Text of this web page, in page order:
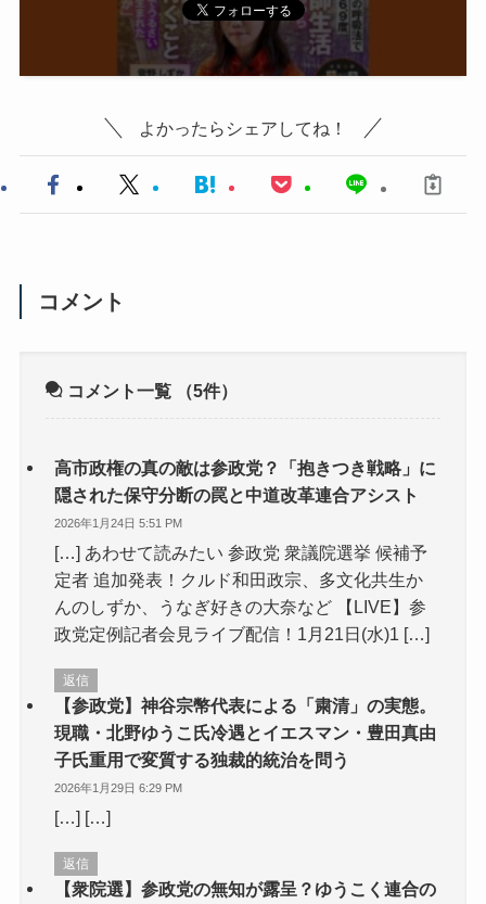
よかったらシェアしてね！
コメント
コメント一覧 （5件）
高市政権の真の敵は参政党？「抱きつき戦略」に
隠された保守分断の罠と中道改革連合アシスト
2026年1月24日 5:51 PM
[…] あわせて読みたい 参政党 衆議院選挙 候補予
定者 追加発表！クルド和田政宗、多文化共生か
んのしずか、うなぎ好きの大奈など 【LIVE】参
政党定例記者会見ライブ配信！1月21日(水)1 […]
返信
【参政党】神谷宗幣代表による「粛清」の実態。
現職・北野ゆうこ氏冷遇とイエスマン・豊田真由
子氏重用で変質する独裁的統治を問う
2026年1月29日 6:29 PM
[…] […]
返信
【衆院選】参政党の無知が露呈？ゆうこく連合の